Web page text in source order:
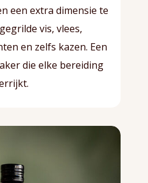
een extra dimensie te
vis, vlees,
en zelfs kazen. Een
die elke bereiding